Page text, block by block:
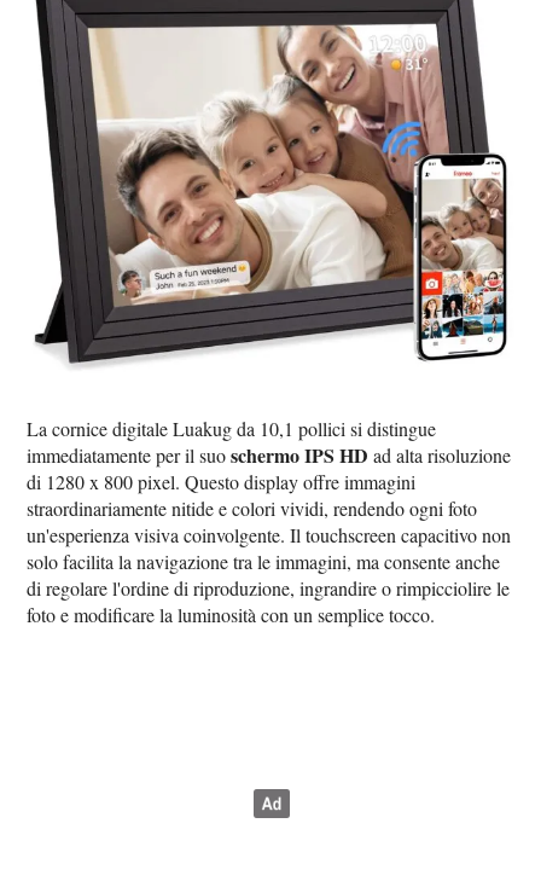
La cornice digitale Luakug da 10,1 pollici si distingue
immediatamente per il suoschermo IPS HD ad alta risoluzione
di 1280 x 800 pixel. Questo display offre immagini
straordinariamente nitide e colori vividi, rendendo ogni foto
un'esperienza visiva coinvolgente. Il touchscreen capacitivo non
solo facilita la navigazione tra le immagini, ma consente anche
di regolare l'ordine di riproduzione, ingrandire o rimpicciolire le
foto e modificare la luminosità con un semplice tocco.